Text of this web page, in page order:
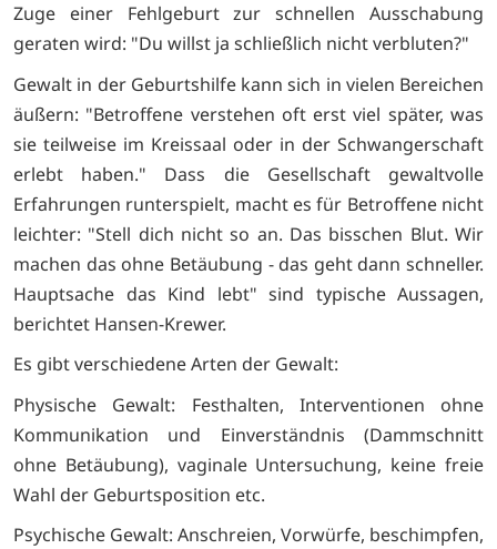
Zuge einer Fehlgeburt zur schnellen Ausschabung
geraten wird: "Du willst ja schließlich nicht verbluten?"
Gewalt in der Geburtshilfe kann sich in vielen Bereichen
äußern: "Betroffene verstehen oft erst viel später, was
sie teilweise im Kreissaal oder in der Schwangerschaft
erlebt haben." Dass die Gesellschaft gewaltvolle
Erfahrungen runterspielt, macht es für Betroffene nicht
leichter: "Stell dich nicht so an. Das bisschen Blut. Wir
machen das ohne Betäubung - das geht dann schneller.
Hauptsache das Kind lebt" sind typische Aussagen,
berichtet Hansen-Krewer.
Es gibt verschiedene Arten der Gewalt:
Physische Gewalt: Festhalten, Interventionen ohne
Kommunikation und Einverständnis (Dammschnitt
ohne Betäubung), vaginale Untersuchung, keine freie
Wahl der Geburtsposition etc.
Psychische Gewalt: Anschreien, Vorwürfe, beschimpfen,